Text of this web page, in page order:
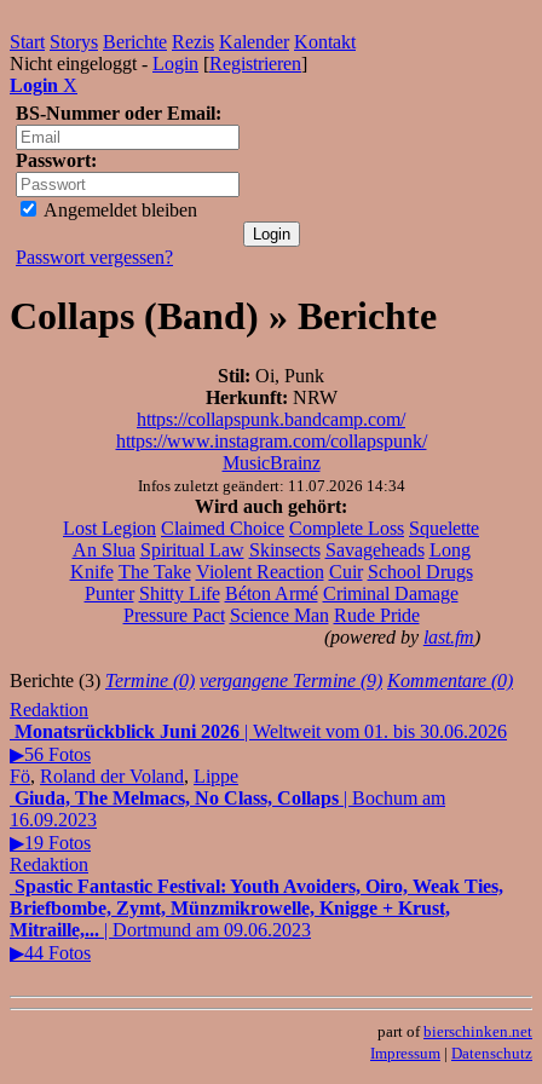
Start Storys Berichte Rezis Kalender Kontakt
Nicht eingeloggt - Login [Registrieren]
Login X
BS-Nummer oder Email:
Passwort:
Angemeldet bleiben
Passwort vergessen?
Collaps (Band) » Berichte
Stil: Oi, Punk
Herkunft: NRW
https://collapspunk.bandcamp.com/
https://www.instagram.com/collapspunk/
MusicBrainz
Infos zuletzt geändert: 11.07.2026 14:34
Wird auch gehört:
Lost Legion Claimed Choice Complete Loss Squelette
An Slua Spiritual Law Skinsects Savageheads Long
Knife The Take Violent Reaction Cuir School Drugs
Punter Shitty Life Béton Armé Criminal Damage
Pressure Pact Science Man Rude Pride
(powered by last.fm)
Berichte (3) Termine (0) vergangene Termine (9) Kommentare (0)
Redaktion
Monatsrückblick Juni 2026 | Weltweit vom 01. bis 30.06.2026
▶56 Fotos
Fö, Roland der Voland, Lippe
Giuda, The Melmacs, No Class, Collaps | Bochum am
16.09.2023
▶19 Fotos
Redaktion
Spastic Fantastic Festival: Youth Avoiders, Oiro, Weak Ties,
Briefbombe, Zymt, Münzmikrowelle, Knigge + Krust,
Mitraille,... | Dortmund am 09.06.2023
▶44 Fotos
part ofbierschinken.net
Impressum | Datenschutz